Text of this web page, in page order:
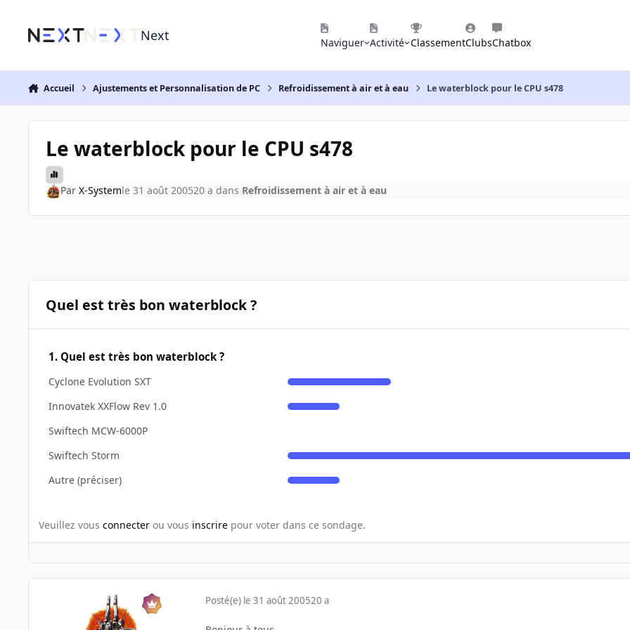
Next Naviguer Activité ClassementClubsChatbox
Accueil Ajustements et Personnalisation de PC Refroidissement à air et à eau Le waterblock pour le CPU s478
Le waterblock pour le CPU s478
Par X-Systemle 31 août 200520 a dans Refroidissement à air et à eau
Quel est très bon waterblock ?
1. Quel est très bon waterblock ?
Cyclone Evolution SXT
Innovatek XXFlow Rev 1.0
Swiftech MCW-6000P
Swiftech Storm
Autre (préciser)
Veuillez vous connecter ou vous inscrire pour voter dans ce sondage.
Posté(e) le 31 août 200520 a